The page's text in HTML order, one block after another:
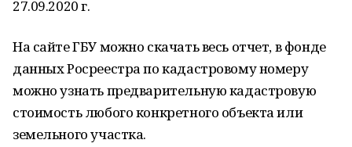
27.09.2020 г.
На сайте ГБУ можно скачать весь отчет, в фонде
данных Росреестра по кадастровому номеру
можно узнать предварительную кадастровую
стоимость любого конкретного объекта или
земельного участка.